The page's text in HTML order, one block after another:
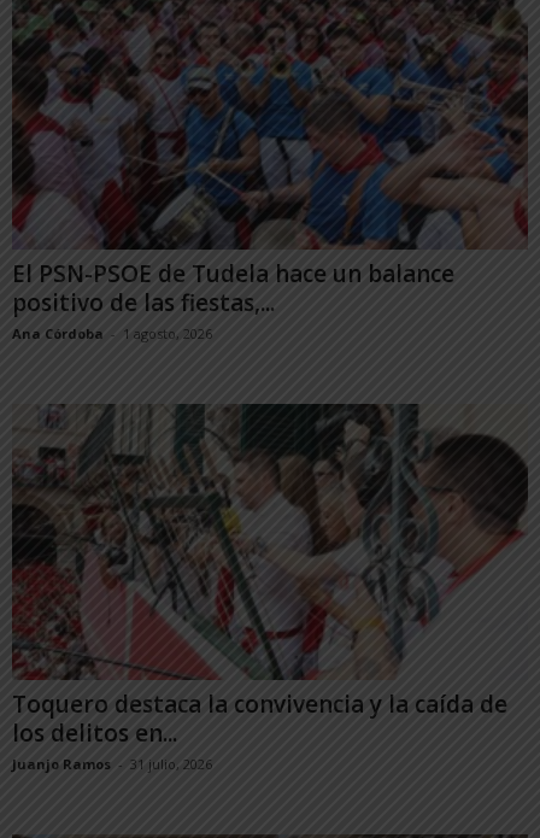
El PSN-PSOE de Tudela hace un balance
positivo de las fiestas,...
Ana Córdoba - 1 agosto, 2026
Toquero destaca la convivencia y la caída de
los delitos en...
Juanjo Ramos - 31 julio, 2026